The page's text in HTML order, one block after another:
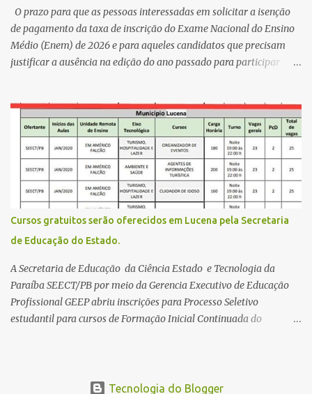
acreditar que o trabalho dos seus companheiros principalmente
da zona rural deve ser mais valorizado e que eles serão a Fortalez...
O prazo para que as pessoas interessadas em solicitar a isenção
de pagamento da taxa de inscrição do Exame Nacional do Ensino
Médio (Enem) de 2026 e para aqueles candidatos que precisam
justificar a ausência na edição do ano passado para participar
eletrônico da Página do Participante do Enem com o login único
da plataforma de serviços digitais do governo federal, o Gov.br.
Direito de solicitar a isenção O Inep prevê a gratuidade na
inscrição do exame para os seguintes casos: · matriculados no 3º
ano do ensino médio em escola pública, em 2026; LEIA MAIS
Usina Cultural tem fim de semana com literatura, música e evento
solidário Governo da Paraíba empossa 1000 novos professores e
mais convocações devem ocorrer Volta às aulas 2026.1 da
Faculdade Três Marias marca início do semestre e matrículas
seguem abertas para novos alunos · es...
Cursos gratuitos serão oferecidos em Lucena pela Secretaria
de Educação do Estado.
A Secretaria de Educação da Ciência Estado e Tecnologia da
Paraíba SEECT/PB por meio da Gerencia Executivo de Educação
Profissional GEEP abriu inscrições para Processo Seletivo
estudantil para cursos de Formação Inicial Continuada do
novembro pelo site www.paraibatec.pb.gov.br . Em Lucena serão
Tecnologia do Blogger